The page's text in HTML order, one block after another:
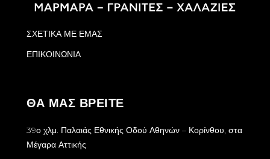
ΣΧΕΤΙΚΑ ΜΕ ΕΜΑΣ
ΕΠΙΚΟΙΝΩΝΙΑ
ΘΑ ΜΑΣ ΒΡΕΙΤΕ
39ο χλμ. Παλαιάς Εθνικής Οδού Αθηνών – Κορίνθου, στα
Μέγαρα Αττικής